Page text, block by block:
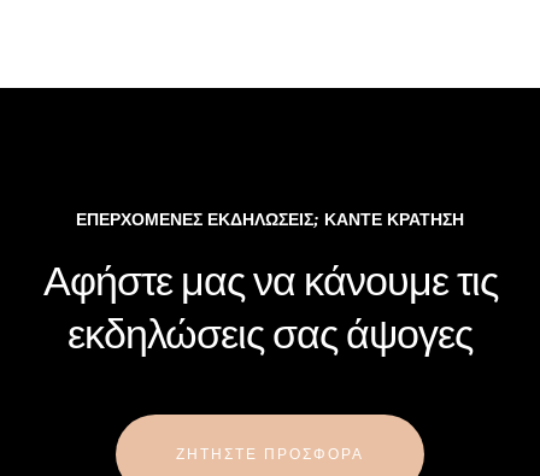
ΕΠΕΡΧΌΜΕΝΕΣ ΕΚΔΗΛΏΣΕΙΣ; ΚΑΝΤΕ ΚΡΑΤΗΣΗ
Αφήστε μας να κάνουμε τις
εκδηλώσεις σας άψογες
ΖΗΤΉΣΤΕ ΠΡΟΣΦΟΡΆ